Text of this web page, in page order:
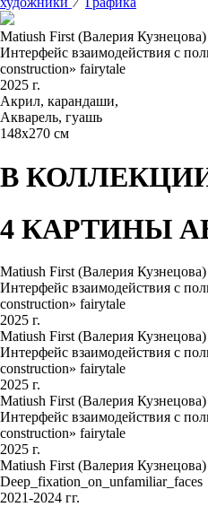
Matiush First (Валерия
Интерфейс взаимодействия с
construction» fairytale
2025 г.
Акрил, карандаши,
Акварель, гуашь
148х270 см
В
4 КАРТИНЫ
Matiush First (Валерия
Интерфейс взаимодействия с
construction» fairytale
2025 г.
Matiush First (Валерия
Интерфейс взаимодействия с
construction» fairytale
2025 г.
Matiush First (Валерия
Интерфейс взаимодействия с
construction» fairytale
2025 г.
Matiush First (Валерия
Deep_fixation_on_unfamiliar_faces
2021-2024 гг.